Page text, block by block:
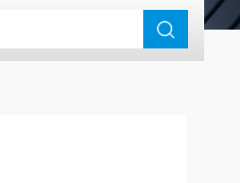
麦特沃克